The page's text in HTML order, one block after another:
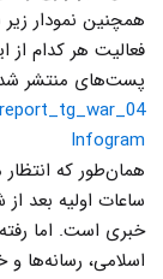
فعالیت هر کدام از
پست‌های منتشر
Infogram
همان‌طور که
ساعات اولیه بعد
خبری است. اما
اسلامی، رسانه‌ها